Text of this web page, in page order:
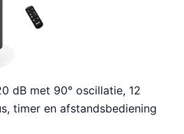
dB met 90° oscillatie, 12
timer en afstandsbediening